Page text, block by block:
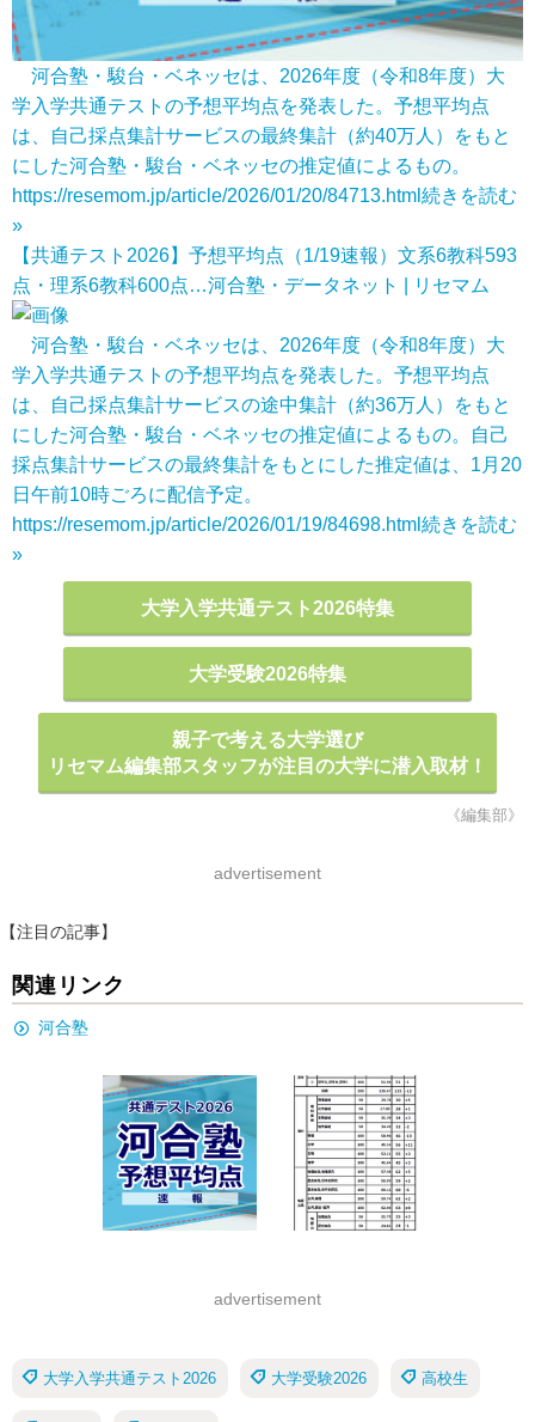
河合塾・駿台・ベネッセは、2026年度（令和8年度）大
学入学共通テストの予想平均点を発表した。予想平均点
は、自己採点集計サービスの最終集計（約40万人）をもと
にした河合塾・駿台・ベネッセの推定値によるもの。
https://resemom.jp/article/2026/01/20/84713.html 続きを読む
»
【共通テスト2026】予想平均点（1/19速報）文系6教科593
点・理系6教科600点…河合塾・データネット | リセマム
河合塾・駿台・ベネッセは、2026年度（令和8年度）大
学入学共通テストの予想平均点を発表した。予想平均点
は、自己採点集計サービスの途中集計（約36万人）をもと
にした河合塾・駿台・ベネッセの推定値によるもの。自己
採点集計サービスの最終集計をもとにした推定値は、1月20
日午前10時ごろに配信予定。
https://resemom.jp/article/2026/01/19/84698.html 続きを読む
»
大学入学共通テスト2026特集
大学受験2026特集
親子で考える大学選び
リセマム編集部スタッフが注目の大学に潜入取材！
《編集部》
advertisement
【注目の記事】
関連リンク
河合塾
advertisement
大学入学共通テスト2026 大学受験2026 高校生